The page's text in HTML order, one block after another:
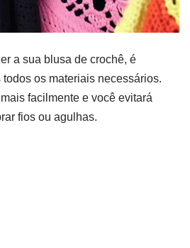
a sua blusa de crochê, é
os materiais necessários.
facilmente e você evitará
fios ou agulhas.